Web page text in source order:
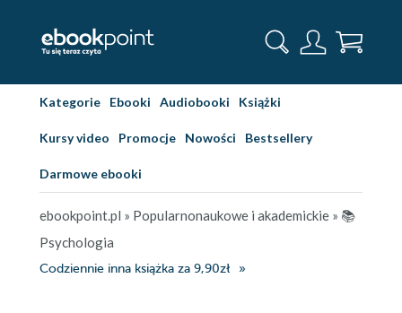
Kategorie Ebooki Audiobooki Książki
Kursy video Promocje Nowości Bestsellery
Darmowe ebooki
ebookpoint.pl » Popularnonaukowe i akademickie » 📚
Psychologia
Codziennie inna książka za 9,90zł